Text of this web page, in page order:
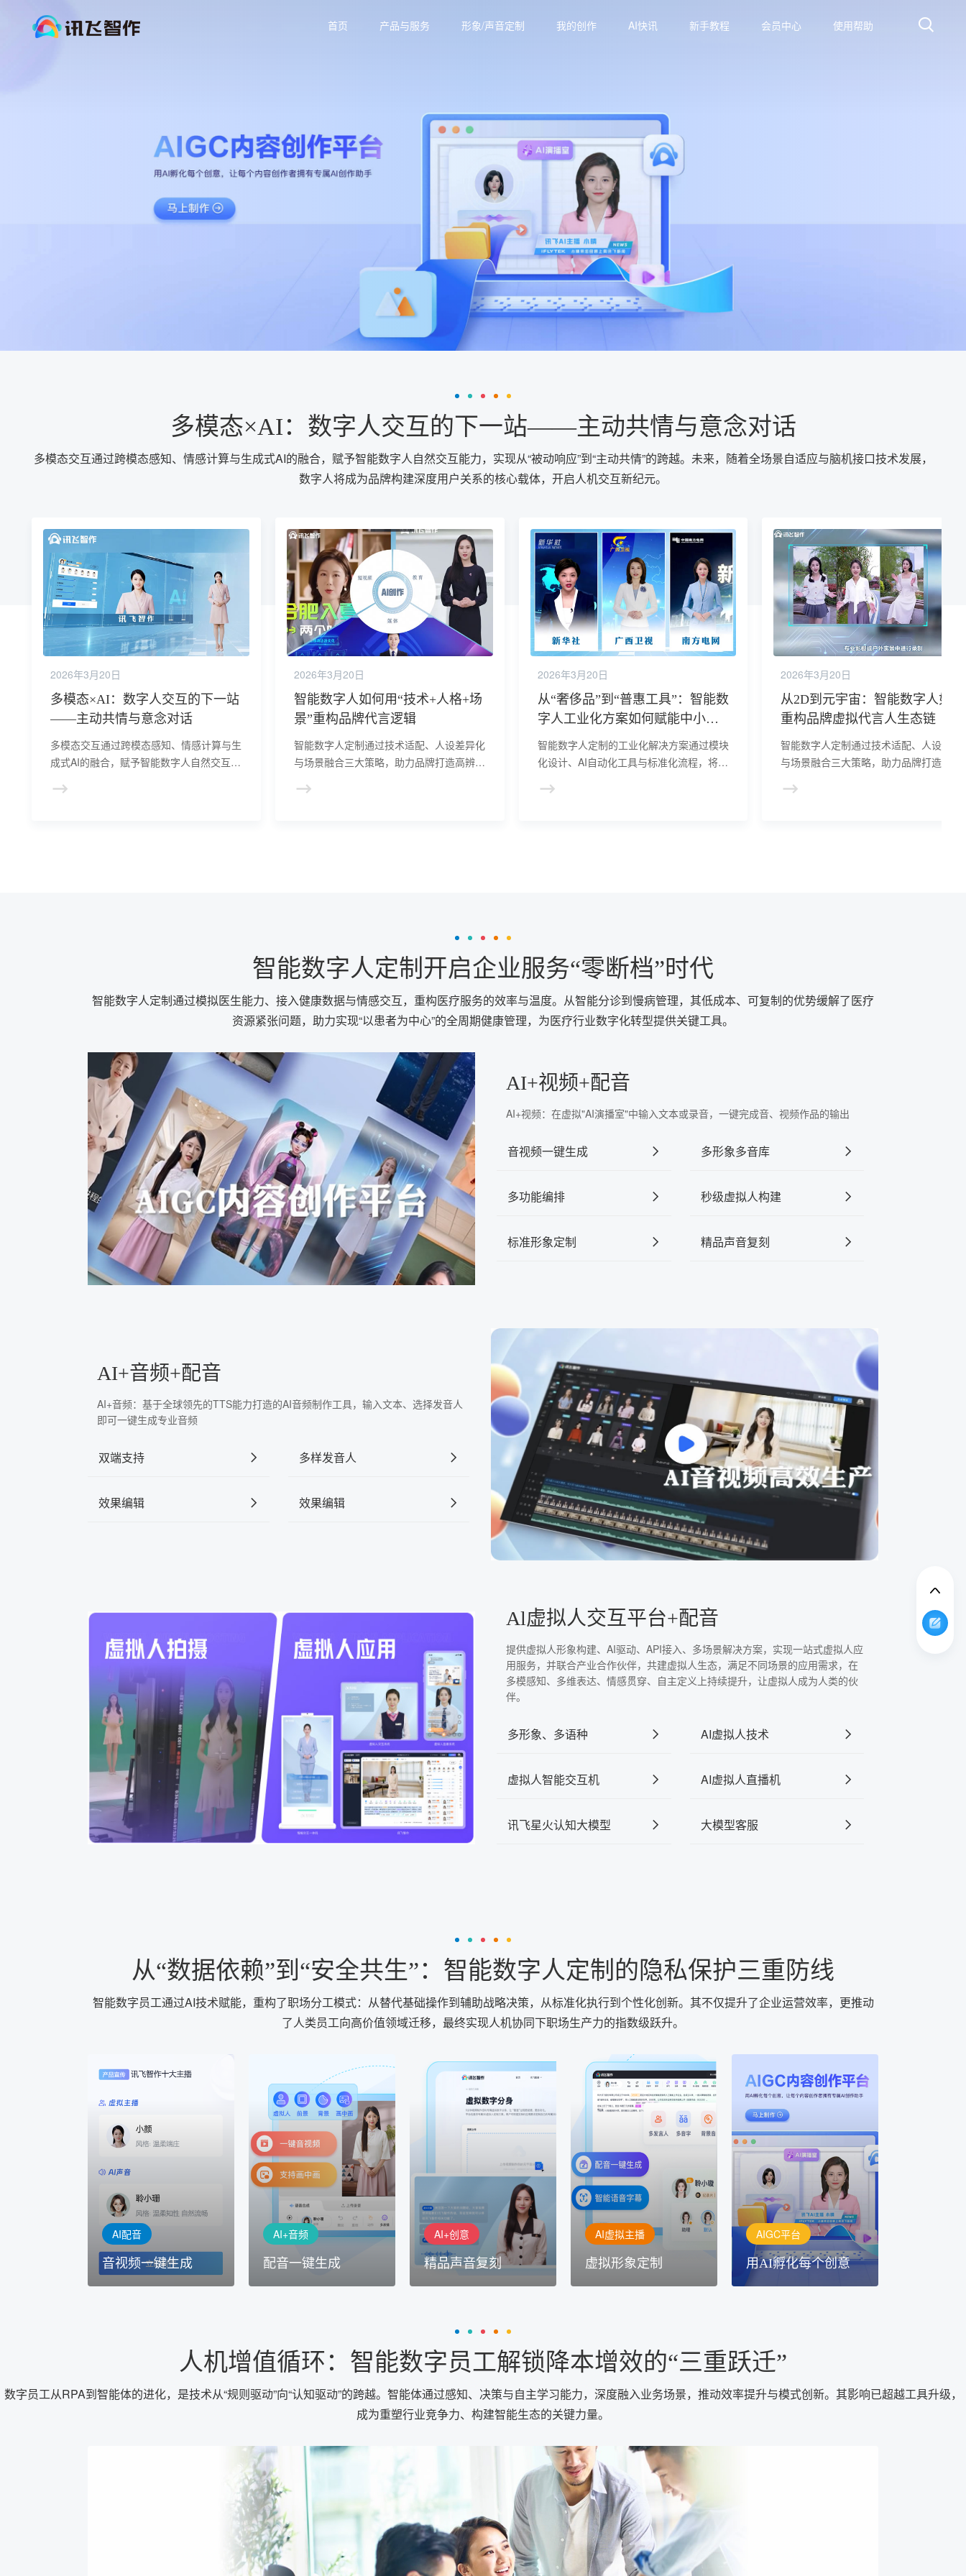
首页 产品与服务 形象/声音定制 我的创作 AI快讯 新手教程 会员中心 使用帮助
多模态×AI：数字人交互的下一站——主动共情与意念对话
多模态交互通过跨模态感知、情感计算与生成式AI的融合，赋予智能数字人自然交互能力，实现从“被动响应”到“主动共情”的跨越。未来，随着全场景自适应与脑机接口技术发展，
数字人将成为品牌构建深度用户关系的核心载体，开启人机交互新纪元。
2026年3月20日
多模态×AI：数字人交互的下一站
——主动共情与意念对话
多模态交互通过跨模态感知、情感计算与生
成式AI的融合，赋予智能数字人自然交互能
越。未来，随着全场景自适应与脑机接口技
2026年3月20日
智能数字人如何用“技术+人格+场
景”重构品牌代言逻辑
智能数字人定制通过技术适配、人设差异化
与场景融合三大策略，助力品牌打造高辨识
互动，突破物理限制，强化年轻化、科技化
2026年3月20日
从“奢侈品”到“普惠工具”：智能数
字人工业化方案如何赋能中小企
业
智能数字人定制的工业化解决方案通过模块
化设计、AI自动化工具与标准化流程，将定
“乐高式”搭建与云端部署模式，让中小企业
2026年3月20日
从2D到元宇宙：智能数字人如何
重构品牌虚拟代言人生态链
智能数字人定制通过技术适配、人设差异
与场景融合三大策略，助力品牌打造高辨
互动，突破物理限制，强化年轻化、科技
智能数字人定制开启企业服务“零断档”时代
智能数字人定制通过模拟医生能力、接入健康数据与情感交互，重构医疗服务的效率与温度。从智能分诊到慢病管理，其低成本、可复制的优势缓解了医疗
资源紧张问题，助力实现“以患者为中心”的全周期健康管理，为医疗行业数字化转型提供关键工具。
AI+视频+配音
AI+视频：在虚拟"AI演播室"中输入文本或录音，一键完成音、视频作品的输出
音视频一键生成 多形象多音库
多功能编排 秒级虚拟人构建
标准形象定制 精品声音复刻
AI+音频+配音
AI+音频：基于全球领先的TTS能力打造的AI音频制作工具，输入文本、选择发音人
即可一键生成专业音频
双端支持 多样发音人
效果编辑 效果编辑
Al虚拟人交互平台+配音
提供虚拟人形象构建、AI驱动、API接入、多场景解决方案，实现一站式虚拟人应
用服务，并联合产业合作伙伴，共建虚拟人生态，满足不同场景的应用需求，在
多模感知、多维表达、情感贯穿、自主定义上持续提升，让虚拟人成为人类的伙
伴。
多形象、多语种 AI虚拟人技术
虚拟人智能交互机 AI虚拟人直播机
讯飞星火认知大模型 大模型客服
从“数据依赖”到“安全共生”：智能数字人定制的隐私保护三重防线
智能数字员工通过AI技术赋能，重构了职场分工模式：从替代基础操作到辅助战略决策，从标准化执行到个性化创新。其不仅提升了企业运营效率，更推动
了人类员工向高价值领域迁移，最终实现人机协同下职场生产力的指数级跃升。
AI配音
音视频一键生成
音视频一键生成
AI+视频：在虚拟"AI演播
键完成音、视频作品的输出
AI+音频
配音一键生成
AI+音频
配音一键生成
AI+音频：基于全球领先的
TTS能力打造的AI音频制作
工具，输入文本、选择发音
人即可一键生成专业音频
AI+创意
精品声音复刻
AI+创意
精品声音复刻
AI+创意：AIGC 能力集中展
示窗口，体验 AIGC 给生活
AI虚拟主播
虚拟形象定制
虚拟形象定制
讯飞智作：让每一个内容创
作者高效生产灵活定制
AIGC平台
用AI孵化每个创意
AIGC平台
用AI孵化每个创意
讯飞AIGC平台：让每个创
作者都拥有自己的专注AI创
作助手
人机增值循环：智能数字员工解锁降本增效的“三重跃迁”
数字员工从RPA到智能体的进化，是技术从“规则驱动”向“认知驱动”的跨越。智能体通过感知、决策与自主学习能力，深度融入业务场景，推动效率提升与模式创新。其影响已超越工具升级，
成为重塑行业竞争力、构建智能生态的关键力量。